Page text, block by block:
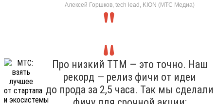
Алексей Горшков, tech lead, KION (МТС Медиа)
Про низкий TTM — это точно. Наш
рекорд — релиз фичи от идеи
до прода за 2,5 часа. Так мы сделали